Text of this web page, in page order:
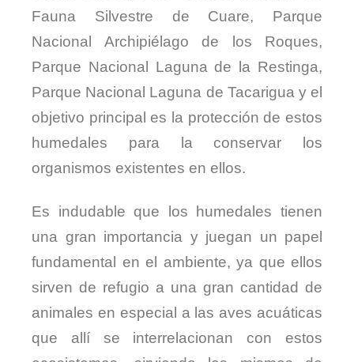
Fauna Silvestre de Cuare, Parque
Nacional Archipiélago de los Roques,
Parque Nacional Laguna de la Restinga,
Parque Nacional Laguna de Tacarigua y el
objetivo principal es la protección de estos
humedales para la conservar los
organismos existentes en ellos.
Es indudable que los humedales tienen
una gran importancia y juegan un papel
fundamental en el ambiente, ya que ellos
sirven de refugio a una gran cantidad de
animales en especial a las aves acuáticas
que allí se interrelacionan con estos